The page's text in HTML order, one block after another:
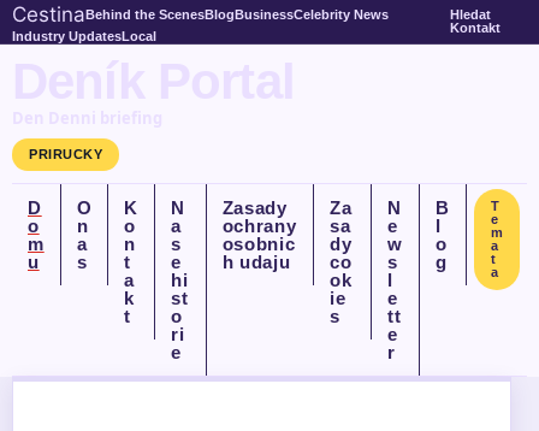
CestinaBehind the ScenesBlogBusinessCelebrity News
Industry UpdatesLocal
Hledat
Kontakt
Deník Portal
Den Denni briefing
PRIRUCKY
D
o
m
u
O
n
a
s
K
o
n
t
a
k
t
N
a
s
e
hi
st
o
ri
e
Zasady
ochrany
osobnic
h udaju
Za
sa
dy
co
ok
ie
s
N
e
w
s
l
e
tt
e
r
B
l
o
g
T
e
m
a
t
a